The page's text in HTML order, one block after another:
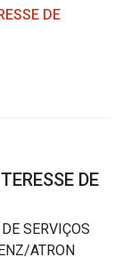
DE
DE
SERVIÇOS
ATRON